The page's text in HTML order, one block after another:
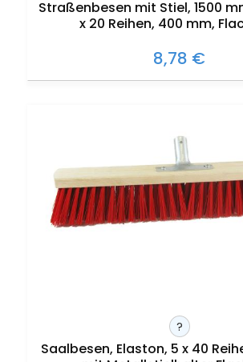
Straßenbesen mit Stiel, 1500
x 20 Reihen, 400 mm,
8,78 €
?
Saalbesen, Elaston, 5 x 40